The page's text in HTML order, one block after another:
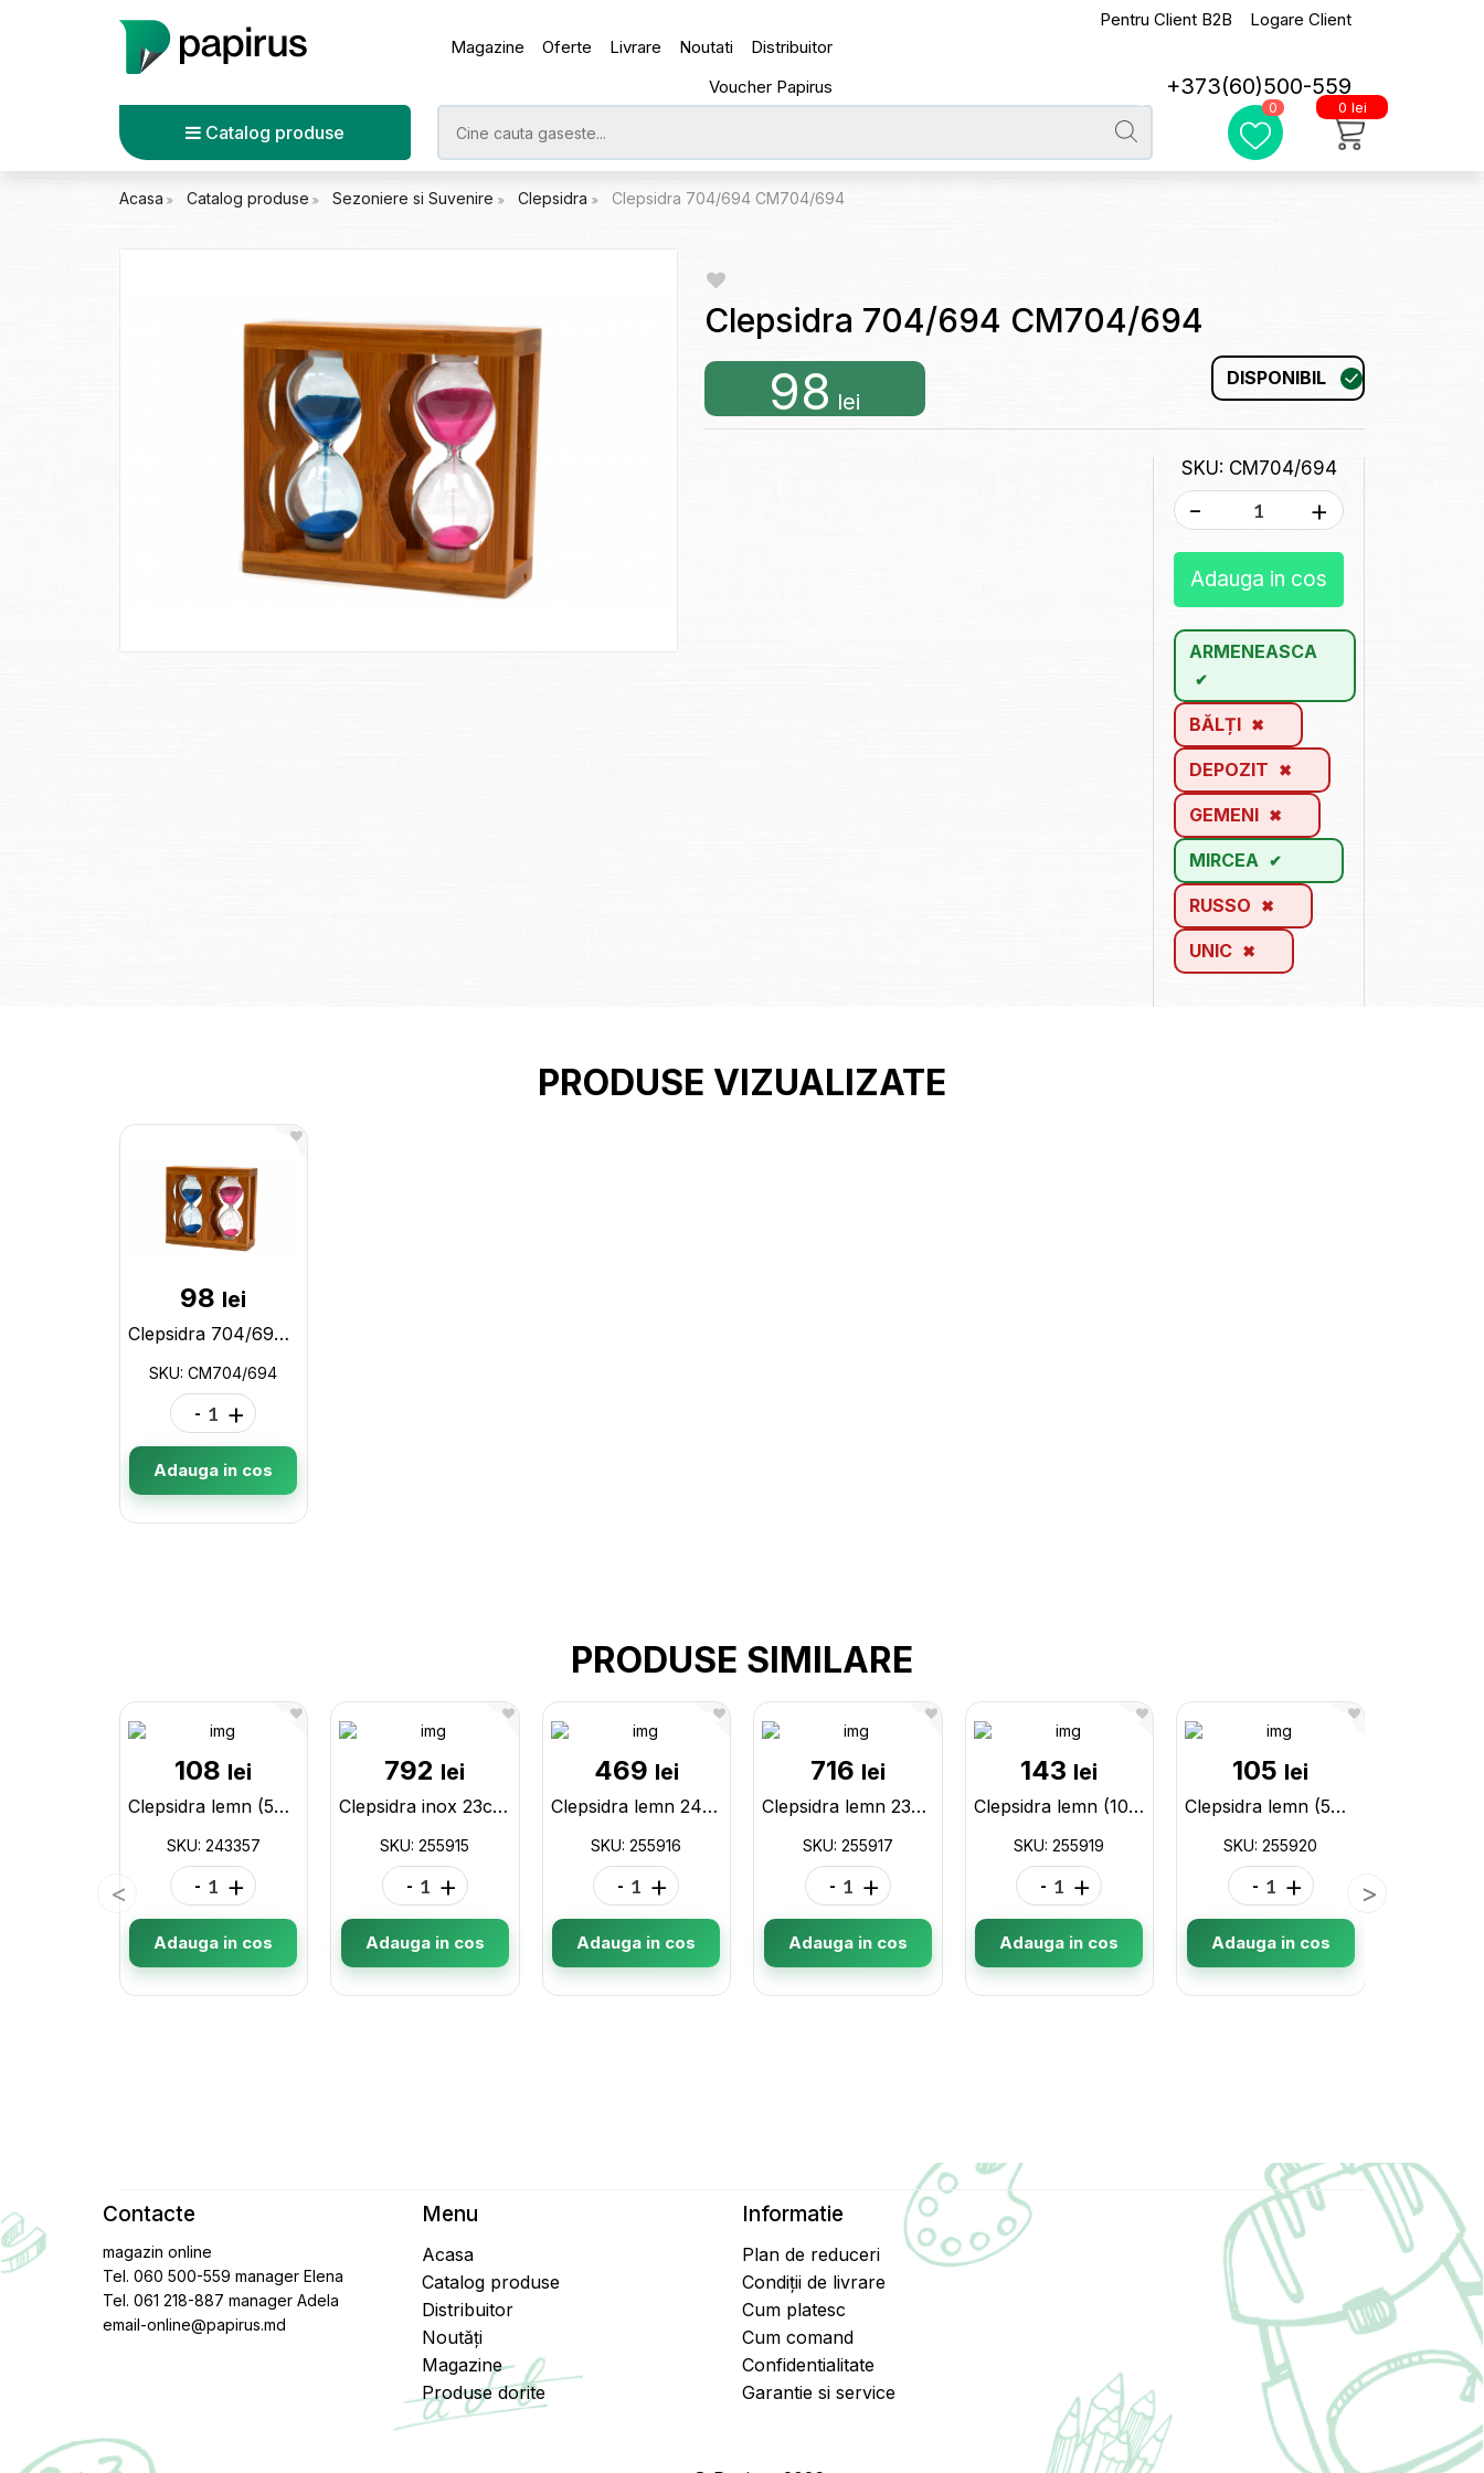
Magazine Oferte Livrare Noutati
Distribuitor
Voucher Papirus
Pentru Client B2B Logare Client
+373(60)500-559
Catalog produse
0 0 lei
Acasa Catalog produse Sezoniere si Suvenire Clepsidra Clepsidra 704/694 CM704/694
Clepsidra 704/694 CM704/694
98 lei
DISPONIBIL
SKU: CM704/694
- +
Adauga in cos
ARMENEASCA
BĂLȚI
DEPOZIT
GEMENI
MIRCEA
RUSSO
UNIC
PRODUSE VIZUALIZATE
98 lei
Clepsidra 704/694 CM704/694
SKU: CM704/694
- +
Adauga in cos
PRODUSE SIMILARE
108 lei
Clepsidra lemn (5min) bej 243357
SKU: 243357
- +
Adauga in cos
792 lei
Clepsidra inox 23cm 255915
SKU: 255915
- +
Adauga in cos
469 lei
Clepsidra lemn 24cm 255916
SKU: 255916
- +
Adauga in cos
716 lei
Clepsidra lemn 23cm 255917
SKU: 255917
- +
Adauga in cos
143 lei
Clepsidra lemn (10min) bej 255919
SKU: 255919
- +
Adauga in cos
105 lei
Clepsidra lemn (5min) bej 255920
SKU: 255920
- +
Adauga in cos
Contacte
magazin online
Tel. 060 500-559 manager Elena
Tel. 061 218-887 manager Adela
email-online@papirus.md
Menu
Acasa
Catalog produse
Distribuitor
Noutăți
Magazine
Produse dorite
Informatie
Plan de reduceri
Condiții de livrare
Cum platesc
Cum comand
Confidentialitate
Garantie si service